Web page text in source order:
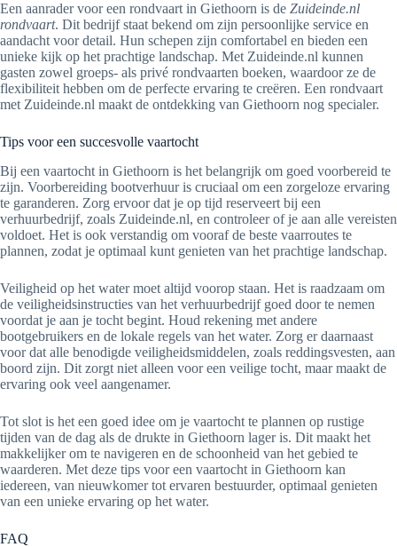
Een aanrader voor een rondvaart in Giethoorn is de Zuideinde.nl
rondvaart. Dit bedrijf staat bekend om zijn persoonlijke service en
aandacht voor detail. Hun schepen zijn comfortabel en bieden een
unieke kijk op het prachtige landschap. Met Zuideinde.nl kunnen
gasten zowel groeps- als privé rondvaarten boeken, waardoor ze de
flexibiliteit hebben om de perfecte ervaring te creëren. Een rondvaart
met Zuideinde.nl maakt de ontdekking van Giethoorn nog specialer.
Tips voor een succesvolle vaartocht
Bij een vaartocht in Giethoorn is het belangrijk om goed voorbereid te
zijn. Voorbereiding bootverhuur is cruciaal om een zorgeloze ervaring
te garanderen. Zorg ervoor dat je op tijd reserveert bij een
verhuurbedrijf, zoals Zuideinde.nl, en controleer of je aan alle vereisten
voldoet. Het is ook verstandig om vooraf de beste vaarroutes te
plannen, zodat je optimaal kunt genieten van het prachtige landschap.
Veiligheid op het water moet altijd voorop staan. Het is raadzaam om
de veiligheidsinstructies van het verhuurbedrijf goed door te nemen
voordat je aan je tocht begint. Houd rekening met andere
bootgebruikers en de lokale regels van het water. Zorg er daarnaast
voor dat alle benodigde veiligheidsmiddelen, zoals reddingsvesten, aan
boord zijn. Dit zorgt niet alleen voor een veilige tocht, maar maakt de
ervaring ook veel aangenamer.
Tot slot is het een goed idee om je vaartocht te plannen op rustige
tijden van de dag als de drukte in Giethoorn lager is. Dit maakt het
makkelijker om te navigeren en de schoonheid van het gebied te
waarderen. Met deze tips voor een vaartocht in Giethoorn kan
iedereen, van nieuwkomer tot ervaren bestuurder, optimaal genieten
van een unieke ervaring op het water.
FAQ